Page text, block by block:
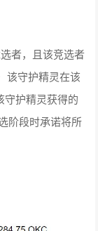
者，且该竞选者
该守护精灵在该
守护精灵获得的
阶段时承诺将所